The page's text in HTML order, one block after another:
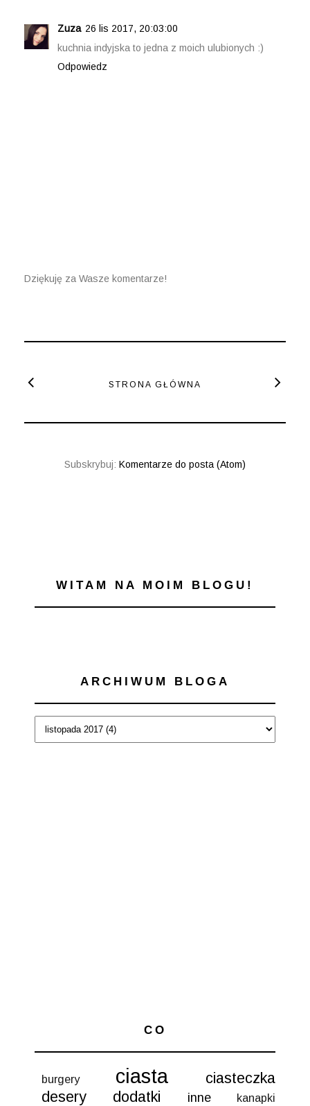
Zuza 26 lis 2017, 20:03:00
kuchnia indyjska to jedna z moich ulubionych :)
Odpowiedz
Dziękuję za Wasze komentarze!
STRONA GŁÓWNA
Subskrybuj: Komentarze do posta (Atom)
WITAM NA MOIM BLOGU!
ARCHIWUM BLOGA
CO
burgery ciasta
ciasteczka
desery
dodatki inne kanapki